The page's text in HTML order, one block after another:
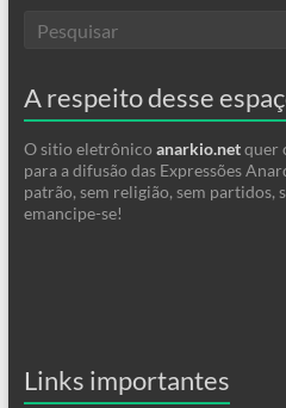
A respeito desse
O sitio eletrônico anarkio.netquer
para a difusão das Expressões
patrão, sem religião, sem partidos,
emancipe-se!
Links importantes